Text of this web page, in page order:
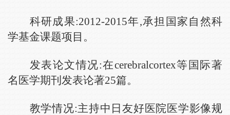
科研成果:2012-2015年,承担国家自然科
学基金课题项目。
发表论文情况:在cerebralcortex等国际著
名医学期刊发表论著25篇。
教学情况:主持中日友好医院医学影像规